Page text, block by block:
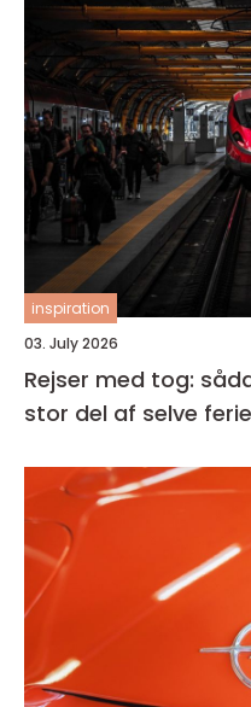
inspiration
03. July 2026
Rejser med tog:
stor del af selve